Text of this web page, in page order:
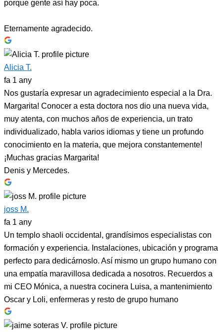
porque gente así hay poca.
Eternamente agradecido.
Alicia T.
fa 1 any
Nos gustaría expresar un agradecimiento especial a la Dra.
Margarita! Conocer a esta doctora nos dio una nueva vida,
muy atenta, con muchos años de experiencia, un trato
individualizado, habla varios idiomas y tiene un profundo
conocimiento en la materia, que mejora constantemente!
¡Muchas gracias Margarita!
Denis y Mercedes.
joss M.
fa 1 any
Un templo shaoli occidental, grandísimos especialistas con
formación y experiencia. Instalaciones, ubicación y programa
perfecto para dedicárnoslo. Así mismo un grupo humano con
una empatía maravillosa dedicada a nosotros. Recuerdos a
mi CEO Mónica, a nuestra cocinera Luisa, a mantenimiento
Oscar y Loli, enfermeras y resto de grupo humano